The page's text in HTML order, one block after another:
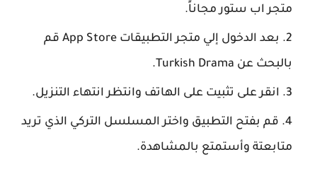
متجر اب ستور مجاناً.
بعد الدخول إلي متجر التطبيقات App Store قم
بالبحث عن Turkish Drama.
انقر على تثبيت على الهاتف وانتظر انتهاء التنزيل.
قم بفتح التطبيق واختر المسلسل التركي الذي تريد
متابعتة وأستمتع بالمشاهدة.